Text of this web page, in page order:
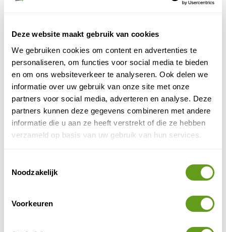
Deze website maakt gebruik van cookies
We gebruiken cookies om content en advertenties te
personaliseren, om functies voor social media te bieden
en om ons websiteverkeer te analyseren. Ook delen we
informatie over uw gebruik van onze site met onze
partners voor social media, adverteren en analyse. Deze
partners kunnen deze gegevens combineren met andere
informatie die u aan ze heeft verstrekt of die ze hebben
verzameld op basis van uw gebruik van hun services.
Noodzakelijk
Voorkeuren
land meanderen. Ontdek de waterwegen, moerassen
voor de kust van Hiiumaa of Saaremaa een absolute
aanrader.
Koning Aap - Litouwen, Letland, Estland
Groepsreis
Groepsreis. Bezoek het prachtige nationaal park
Lahemaa, Kruisheuvel en het eiland Saaremaa en
spot elanden op het schiereiland Nida.
TUI heeft mooie rondreizen in de Baltische Staten,
met enkele dagen in Estland. Rondreizen met een